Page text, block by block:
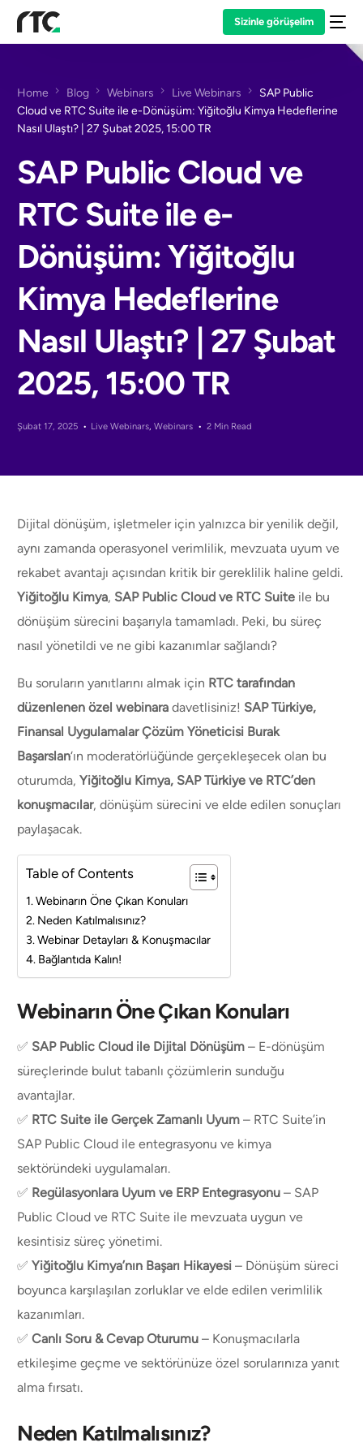
Sizinle görüşelim
Home Blog Webinars Live Webinars
SAP Public
Cloud ve RTC Suite ile e-Dönüşüm: Yiğitoğlu Kimya Hedeflerine
Nasıl Ulaştı? | 27 Şubat 2025, 15:00 TR
SAP Public Cloud ve
RTC Suite ile e-
Dönüşüm: Yiğitoğlu
Kimya Hedeflerine
Nasıl Ulaştı? | 27 Şubat
2025, 15:00 TR
Şubat 17, 2025 Live Webinars,Webinars 2 Min Read
Dijital dönüşüm, işletmeler için yalnızca bir yenilik değil,
aynı zamanda operasyonel verimlilik, mevzuata uyum ve
rekabet avantajı açısından kritik bir gereklilik haline geldi.
Yiğitoğlu Kimya, SAP Public Cloud ve RTC Suite ile bu
dönüşüm sürecini başarıyla tamamladı. Peki, bu süreç
nasıl yönetildi ve ne gibi kazanımlar sağlandı?
Bu soruların yanıtlarını almak için RTC tarafından
düzenlenen özel webinara davetlisiniz! SAP Türkiye,
Finansal Uygulamalar Çözüm Yöneticisi Burak
Başarslan‘ın moderatörlüğünde gerçekleşecek olan bu
oturumda,Yiğitoğlu Kimya, SAP Türkiye ve RTC’den
konuşmacılar, dönüşüm sürecini ve elde edilen sonuçları
paylaşacak.
Table of Contents
Webinarın Öne Çıkan Konuları
Neden Katılmalısınız?
Webinar Detayları & Konuşmacılar
Bağlantıda Kalın!
Webinarın Öne Çıkan Konuları
✅ SAP Public Cloud ile Dijital Dönüşüm – E-dönüşüm
süreçlerinde bulut tabanlı çözümlerin sunduğu
avantajlar.
✅ RTC Suite ile Gerçek Zamanlı Uyum – RTC Suite’in
SAP Public Cloud ile entegrasyonu ve kimya
sektöründeki uygulamaları.
✅ Regülasyonlara Uyum ve ERP Entegrasyonu – SAP
Public Cloud ve RTC Suite ile mevzuata uygun ve
kesintisiz süreç yönetimi.
✅Yiğitoğlu Kimya’nın Başarı Hikayesi – Dönüşüm süreci
boyunca karşılaşılan zorluklar ve elde edilen verimlilik
kazanımları.
✅Canlı Soru & Cevap Oturumu – Konuşmacılarla
etkileşime geçme ve sektörünüze özel sorularınıza yanıt
alma fırsatı.
Neden Katılmalısınız?